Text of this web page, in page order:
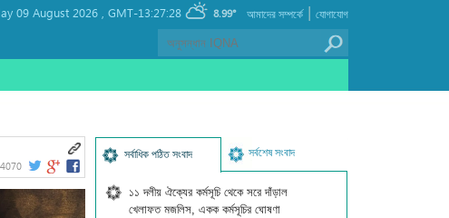
09 August 2026 , GMT-13:27:28 8.99° যোগাযোগ
|
আমাদের সম্পর্কে
সর্বাধিক পঠিত সংবাদ সর্বশেষ সংবাদ
১১ দলীয় ঐক্যের কর্মসূচি থেকে সরে দাঁড়াল
খেলাফত মজলিস, একক কর্মসূচির ঘোষণা